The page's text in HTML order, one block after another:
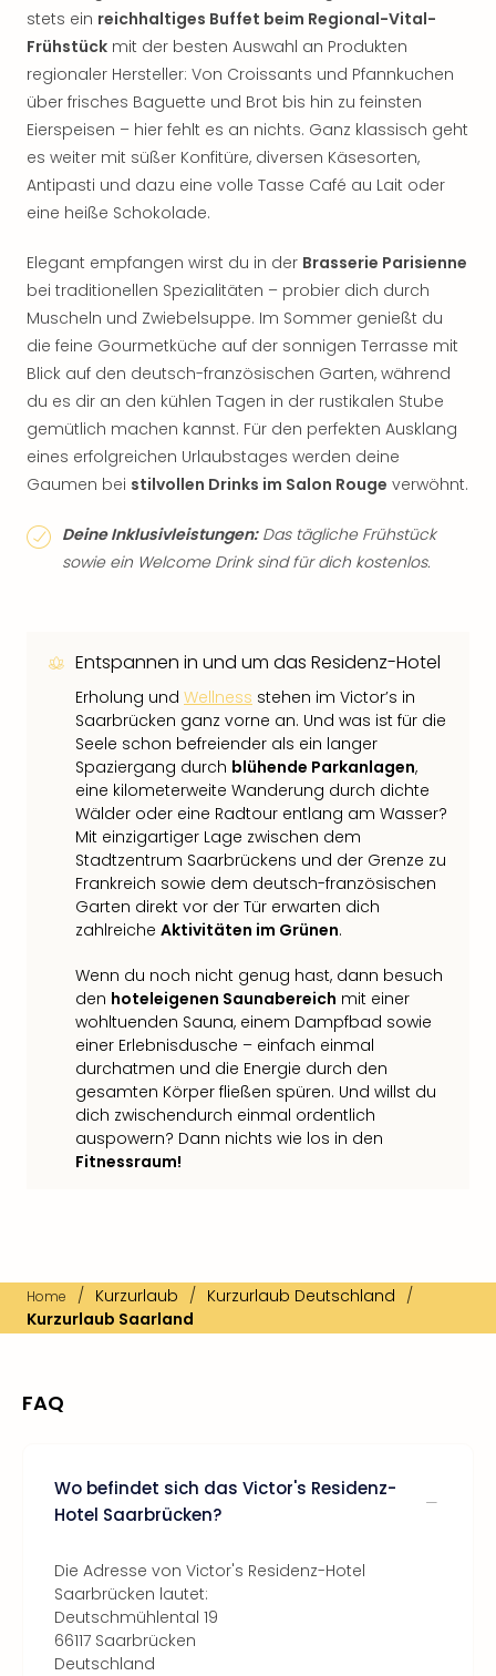
stets ein reichhaltiges Buffet beim Regional-Vital-
Frühstück mit der besten Auswahl an Produkten
regionaler Hersteller: Von Croissants und Pfannkuchen
über frisches Baguette und Brot bis hin zu feinsten
Eierspeisen – hier fehlt es an nichts. Ganz klassisch geht
es weiter mit süßer Konfitüre, diversen Käsesorten,
Antipasti und dazu eine volle Tasse Café au Lait oder
eine heiße Schokolade.
Elegant empfangen wirst du in der Brasserie Parisienne
bei traditionellen Spezialitäten – probier dich durch
Muscheln und Zwiebelsuppe. Im Sommer genießt du
die feine Gourmetküche auf der sonnigen Terrasse mit
Blick auf den deutsch-französischen Garten, während
du es dir an den kühlen Tagen in der rustikalen Stube
gemütlich machen kannst. Für den perfekten Ausklang
eines erfolgreichen Urlaubstages werden deine
Gaumen bei stilvollen Drinks im Salon Rouge verwöhnt.
Deine Inklusivleistungen:Das tägliche Frühstück
sowie ein Welcome Drink sind für dich kostenlos.
Entspannen in und um das Residenz-Hotel
Erholung und Wellness stehen im Victor’s in
Saarbrücken ganz vorne an. Und was ist für die
Seele schon befreiender als ein langer
Spaziergang durch blühende Parkanlagen,
eine kilometerweite Wanderung durch dichte
Wälder oder eine Radtour entlang am Wasser?
Mit einzigartiger Lage zwischen dem
Stadtzentrum Saarbrückens und der Grenze zu
Frankreich sowie dem deutsch-französischen
Garten direkt vor der Tür erwarten dich
zahlreiche Aktivitäten im Grünen.
Wenn du noch nicht genug hast, dann besuch
den hoteleigenen Saunabereich mit einer
wohltuenden Sauna, einem Dampfbad sowie
einer Erlebnisdusche – einfach einmal
durchatmen und die Energie durch den
gesamten Körper fließen spüren. Und willst du
dich zwischendurch einmal ordentlich
auspowern? Dann nichts wie los in den
Fitnessraum!
Home / Kurzurlaub / Kurzurlaub Deutschland /
Kurzurlaub Saarland
FAQ
Wo befindet sich das Victor's Residenz-
Hotel Saarbrücken?
Die Adresse von Victor's Residenz-Hotel
Saarbrücken lautet:
Deutschmühlental 19
66117 Saarbrücken
Deutschland